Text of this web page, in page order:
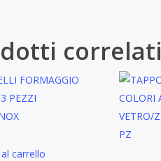
correlati
carrello